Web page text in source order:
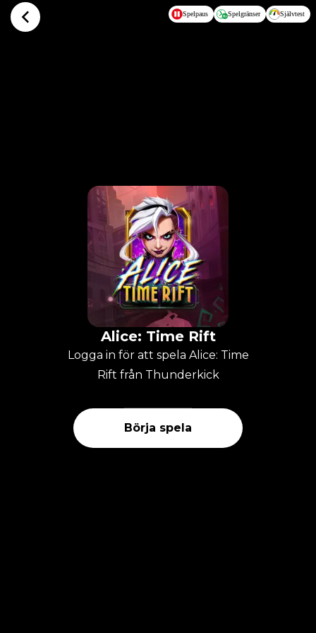
Hoppa till huvudinnehållet Spelpaus Spelgränser Självtest
Alice: Time Rift
Logga in för att spela Alice: Time
Rift från Thunderkick
Börja spela